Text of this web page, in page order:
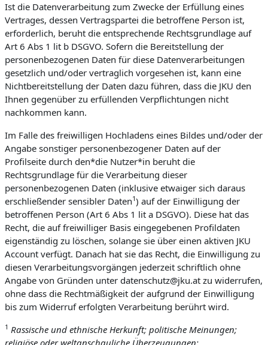
Ist die Datenverarbeitung zum Zwecke der Erfüllung eines
Vertrages, dessen Vertragspartei die betroffene Person ist,
erforderlich, beruht die entsprechende Rechtsgrundlage auf
Art 6 Abs 1 lit b DSGVO. Sofern die Bereitstellung der
personenbezogenen Daten für diese Datenverarbeitungen
gesetzlich und/oder vertraglich vorgesehen ist, kann eine
Nichtbereitstellung der Daten dazu führen, dass die JKU den
Ihnen gegenüber zu erfüllenden Verpflichtungen nicht
nachkommen kann.
Im Falle des freiwilligen Hochladens eines Bildes und/oder der
Angabe sonstiger personenbezogener Daten auf der
Profilseite durch den*die Nutzer*in beruht die
Rechtsgrundlage für die Verarbeitung dieser
personenbezogenen Daten (inklusive etwaiger sich daraus
erschließender sensibler Daten1) auf der Einwilligung der
betroffenen Person (Art 6 Abs 1 lit a DSGVO). Diese hat das
Recht, die auf freiwilliger Basis eingegebenen Profildaten
eigenständig zu löschen, solange sie über einen aktiven JKU
Account verfügt. Danach hat sie das Recht, die Einwilligung zu
diesen Verarbeitungsvorgängen jederzeit schriftlich ohne
Angabe von Gründen unter datenschutz@jku.at zu widerrufen,
ohne dass die Rechtmäßigkeit der aufgrund der Einwilligung
bis zum Widerruf erfolgten Verarbeitung berührt wird.
1 Rassische und ethnische Herkunft; politische Meinungen;
religiöse oder weltanschauliche Überzeugungen;